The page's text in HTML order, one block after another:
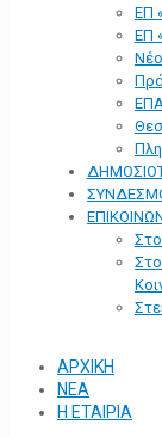
ΕΠ
ΕΠ
ΑΡΧΙΚΗ
ΝΕΑ
Η ΕΤΑΙΡΙΑ